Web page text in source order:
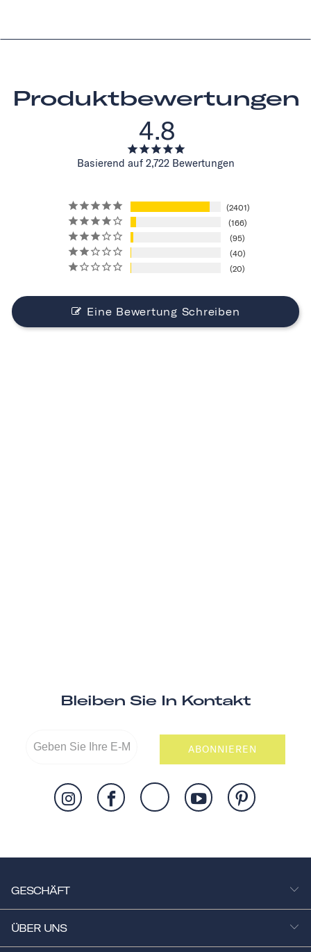
Produktbewertungen
4.8
Basierend auf 2,722 Bewertungen
2401
166
95
40
20
Eine Bewertung Schreiben
Bleiben Sie In Kontakt
ABONNIEREN
GESCHÄFT
ÜBER UNS